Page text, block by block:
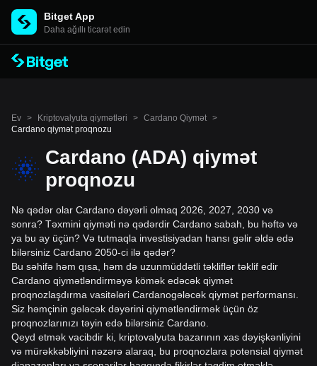
Bitget App
Daha ağıllı ticarət edin
Ev > Kriptovalyuta qiymətləri > Cardano Qiymət >
Cardano qiymət proqnozu
Cardano (ADA) qiymət
proqnozu
Nə qədər olar Cardano dəyərli olmaq 2026, 2027, 2030 və
sonra? Təxmini qiyməti nə qədərdir Cardano sabah, bu həftə və
ya bu ay üçün? Və tutmaqla investisiyadan hansı gəlir əldə edə
bilərsiniz Cardano 2050-ci ilə qədər?
Bu səhifə həm qısa, həm də uzunmüddətli təkliflər təklif edir
Cardano qiymətləndirməyə kömək edəcək qiymət
proqnozlaşdırma vasitələri Cardanogələcək qiymət performansı.
Siz həmçinin gələcək dəyərini qiymətləndirmək üçün öz
proqnozlarınızı təyin edə bilərsiniz Cardano.
Qeyd etmək vacibdir ki, kriptovalyuta bazarının xas dəyişkənliyini
və mürəkkəbliyini nəzərə alaraq, bu proqnozlara potensial qiymət